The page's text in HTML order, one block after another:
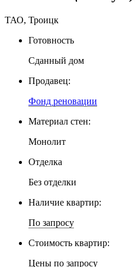
ТАО, Троицк
Готовность
Сданный дом
Продавец:
Фонд реновации
Материал стен:
Монолит
Отделка
Без отделки
Наличие квартир:
По запросу
Стоимость квартир:
Цены по запросу